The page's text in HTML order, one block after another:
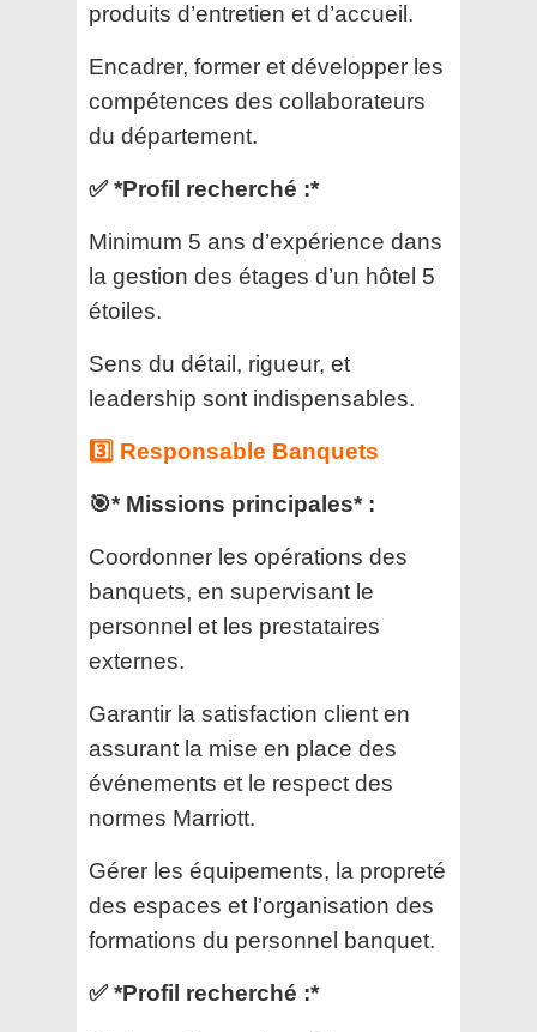
produits d’entretien et d’accueil.
Encadrer, former et développer les
compétences des collaborateurs
du département.
✅ *Profil recherché :*
Minimum 5 ans d’expérience dans
la gestion des étages d’un hôtel 5
étoiles.
Sens du détail, rigueur, et
leadership sont indispensables.
3️⃣ Responsable Banquets
🎯* Missions principales* :
Coordonner les opérations des
banquets, en supervisant le
personnel et les prestataires
externes.
Garantir la satisfaction client en
assurant la mise en place des
événements et le respect des
normes Marriott.
Gérer les équipements, la propreté
des espaces et l’organisation des
formations du personnel banquet.
✅ *Profil recherché :*